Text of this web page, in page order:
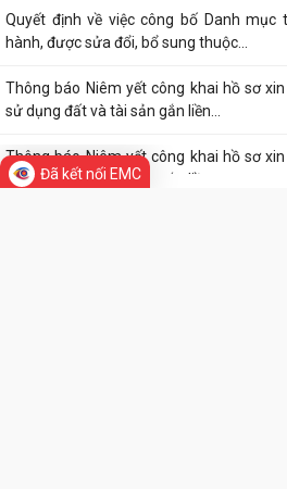
Thông báo Lịch công tác tuần 27 của
Mộc (Từ 29/6 - 05/7/2026)
Lịch công tác tuần 26 của lãnh đạo
- 05/7/2026)
Quyết định về việc công bố Danh
hành, được sửa đổi, bổ sung thuộc...
Đã kết nối EMC